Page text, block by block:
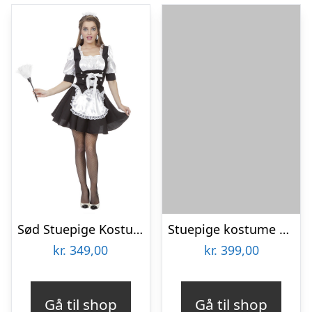
Sød Stuepige Kostume
kr. 349,00
Gå til shop
Stuepige kostume French maid
kr. 399,00
Gå til shop